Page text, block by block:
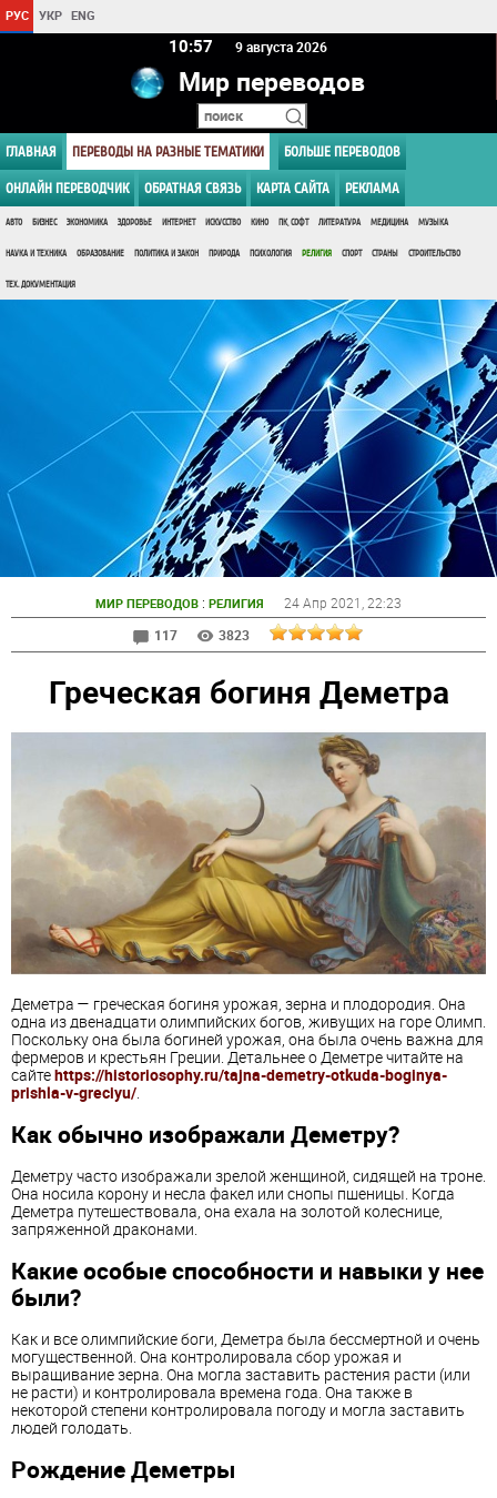
РУС УКР ENG
10 57 9 августа 2026
Мир переводов
ГЛАВНАЯ ПЕРЕВОДЫ НА РАЗНЫЕ ТЕМАТИКИ БОЛЬШЕ ПЕРЕВОДОВ
ОНЛАЙН ПЕРЕВОДЧИК ОБРАТНАЯ СВЯЗЬ КАРТА САЙТА РЕКЛАМА
АВТО БИЗНЕС ЭКОНОМИКА ЗДОРОВЬЕ ИНТЕРНЕТ ИСКУССТВО КИНО ПК, СОФТ ЛИТЕРАТУРА МЕДИЦИНА МУЗЫКА
НАУКА И ТЕХНИКА ОБРАЗОВАНИЕ ПОЛИТИКА И ЗАКОН ПРИРОДА ПСИХОЛОГИЯ РЕЛИГИЯ СПОРТ СТРАНЫ СТРОИТЕЛЬСТВО
ТЕХ. ДОКУМЕНТАЦИЯ
МИР ПЕРЕВОДОВ : РЕЛИГИЯ 24 Апр 2021 , 22:23
117
3823
Греческая богиня Деметра
Деметра — греческая богиня урожая, зерна и плодородия. Она
одна из двенадцати олимпийских богов, живущих на горе Олимп.
Поскольку она была богиней урожая, она была очень важна для
фермеров и крестьян Греции. Детальнее о Деметре читайте на
сайтеhttps://historiosophy.ru/tajna-demetry-otkuda-boginya-
prishla-v-greciyu/.
Как обычно изображали Деметру?
Деметру часто изображали зрелой женщиной, сидящей на троне.
Она носила корону и несла факел или снопы пшеницы. Когда
Деметра путешествовала, она ехала на золотой колеснице,
запряженной драконами.
Какие особые способности и навыки у нее
были?
Как и все олимпийские боги, Деметра была бессмертной и очень
могущественной. Она контролировала сбор урожая и
выращивание зерна. Она могла заставить растения расти (или
не расти) и контролировала времена года. Она также в
некоторой степени контролировала погоду и могла заставить
людей голодать.
Рождение Деметры